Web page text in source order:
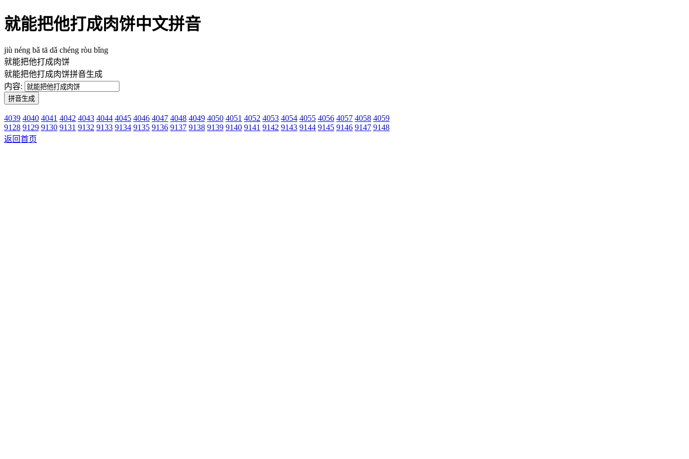
就能把他打成肉饼中文拼音
jiù néng bǎ tā dǎ chéng ròu bǐng
就能把他打成肉饼
就能把他打成肉饼拼音生成
内容:
4039 4040 4041 4042 4043 4044 4045 4046 4047 4048 4049 4050 4051 4052 4053 4054 4055 4056 4057 4058 4059
9128 9129 9130 9131 9132 9133 9134 9135 9136 9137 9138 9139 9140 9141 9142 9143 9144 9145 9146 9147 9148
返回首页